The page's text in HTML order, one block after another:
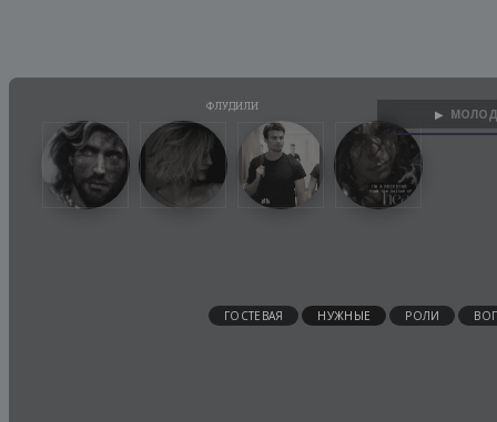
ГОСТЕВАЯ НУЖНЫЕ РОЛИ
▶